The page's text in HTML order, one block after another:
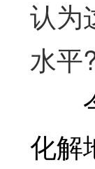
认为
水平
今
化解